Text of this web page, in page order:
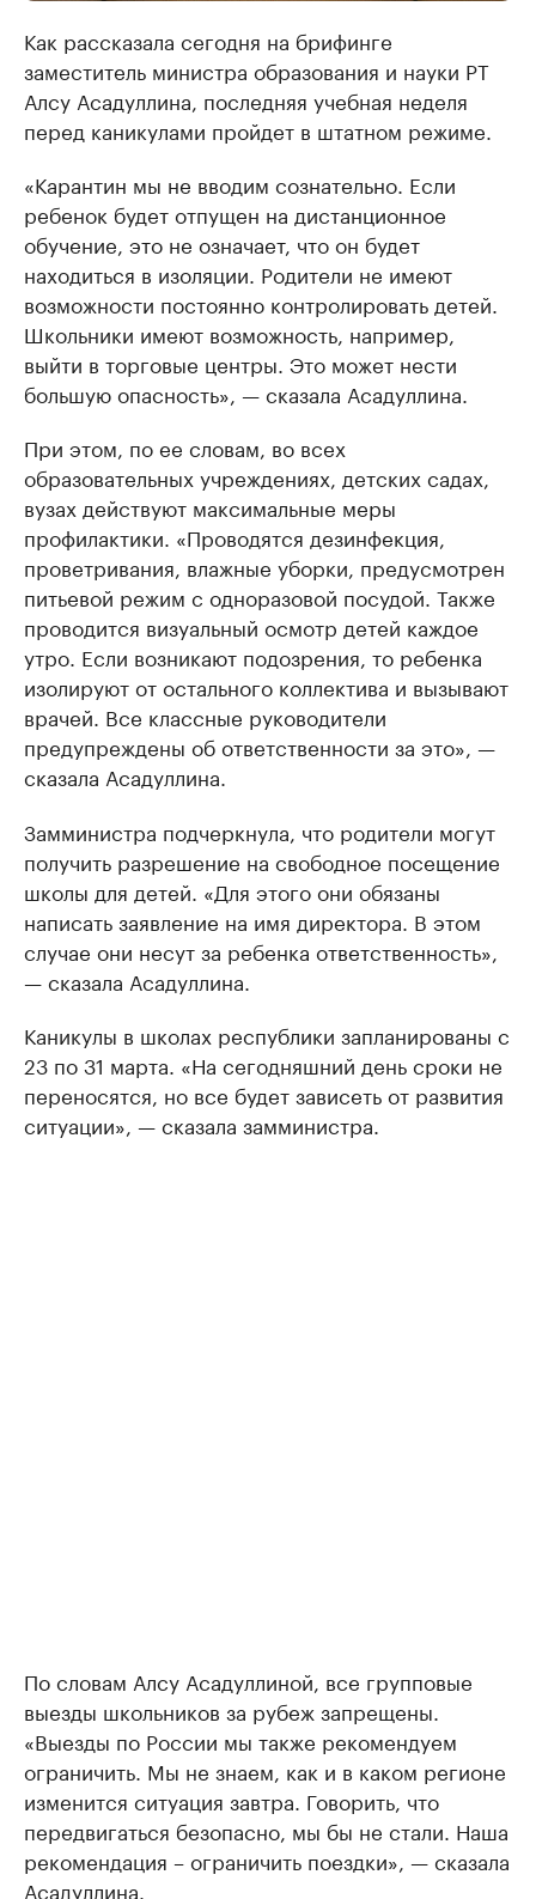
Как рассказала сегодня на брифинге
заместитель министра образования и науки РТ
Алсу Асадуллина, последняя учебная неделя
перед каникулами пройдет в штатном режиме.
«Карантин мы не вводим сознательно. Если
ребенок будет отпущен на дистанционное
обучение, это не означает, что он будет
находиться в изоляции. Родители не имеют
возможности постоянно контролировать детей.
Школьники имеют возможность, например,
выйти в торговые центры. Это может нести
большую опасность», — сказала Асадуллина.
При этом, по ее словам, во всех
образовательных учреждениях, детских садах,
вузах действуют максимальные меры
профилактики. «Проводятся дезинфекция,
проветривания, влажные уборки, предусмотрен
питьевой режим с одноразовой посудой. Также
проводится визуальный осмотр детей каждое
утро. Если возникают подозрения, то ребенка
изолируют от остального коллектива и вызывают
врачей. Все классные руководители
предупреждены об ответственности за это», —
сказала Асадуллина.
Замминистра подчеркнула, что родители могут
получить разрешение на свободное посещение
школы для детей. «Для этого они обязаны
написать заявление на имя директора. В этом
случае они несут за ребенка ответственность»,
— сказала Асадуллина.
Каникулы в школах республики запланированы с
23 по 31 марта. «На сегодняшний день сроки не
переносятся, но все будет зависеть от развития
ситуации», — сказала замминистра.
По словам Алсу Асадуллиной, все групповые
выезды школьников за рубеж запрещены.
«Выезды по России мы также рекомендуем
ограничить. Мы не знаем, как и в каком регионе
изменится ситуация завтра. Говорить, что
передвигаться безопасно, мы бы не стали. Наша
рекомендация – ограничить поездки», — сказала
Асадуллина.